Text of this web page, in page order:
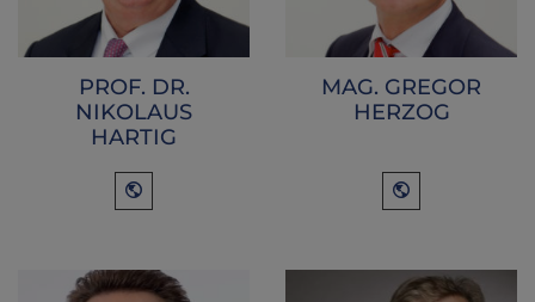
PROF. DR.
NIKOLAUS
HARTIG
MAG. GREGOR
HERZOG